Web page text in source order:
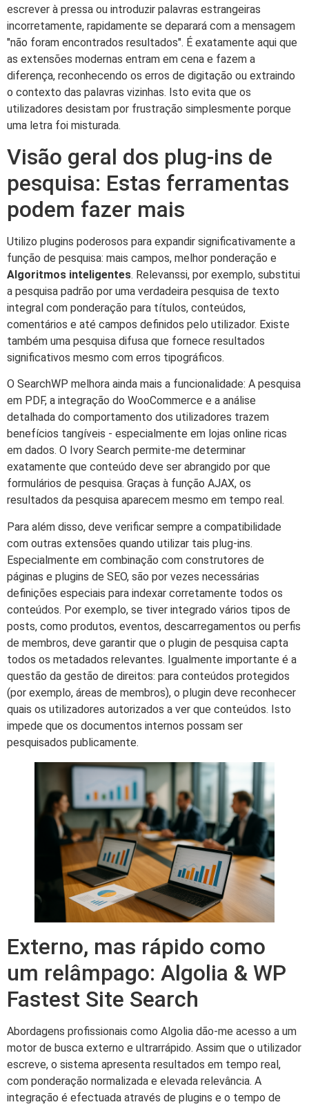
escrever à pressa ou introduzir palavras estrangeiras
incorretamente, rapidamente se deparará com a mensagem
"não foram encontrados resultados". É exatamente aqui que
as extensões modernas entram em cena e fazem a
diferença, reconhecendo os erros de digitação ou extraindo
o contexto das palavras vizinhas. Isto evita que os
utilizadores desistam por frustração simplesmente porque
uma letra foi misturada.
Visão geral dos plug-ins de
pesquisa: Estas ferramentas
podem fazer mais
Utilizo plugins poderosos para expandir significativamente a
função de pesquisa: mais campos, melhor ponderação e
Algoritmos inteligentes. Relevanssi, por exemplo, substitui
a pesquisa padrão por uma verdadeira pesquisa de texto
integral com ponderação para títulos, conteúdos,
comentários e até campos definidos pelo utilizador. Existe
também uma pesquisa difusa que fornece resultados
significativos mesmo com erros tipográficos.
O SearchWP melhora ainda mais a funcionalidade: A pesquisa
em PDF, a integração do WooCommerce e a análise
detalhada do comportamento dos utilizadores trazem
benefícios tangíveis - especialmente em lojas online ricas
em dados. O Ivory Search permite-me determinar
exatamente que conteúdo deve ser abrangido por que
formulários de pesquisa. Graças à função AJAX, os
resultados da pesquisa aparecem mesmo em tempo real.
Para além disso, deve verificar sempre a compatibilidade
com outras extensões quando utilizar tais plug-ins.
Especialmente em combinação com construtores de
páginas e plugins de SEO, são por vezes necessárias
definições especiais para indexar corretamente todos os
conteúdos. Por exemplo, se tiver integrado vários tipos de
posts, como produtos, eventos, descarregamentos ou perfis
de membros, deve garantir que o plugin de pesquisa capta
todos os metadados relevantes. Igualmente importante é a
questão da gestão de direitos: para conteúdos protegidos
(por exemplo, áreas de membros), o plugin deve reconhecer
quais os utilizadores autorizados a ver que conteúdos. Isto
impede que os documentos internos possam ser
pesquisados publicamente.
Externo, mas rápido como
um relâmpago: Algolia & WP
Fastest Site Search
Abordagens profissionais como Algolia dão-me acesso a um
motor de busca externo e ultrarrápido. Assim que o utilizador
escreve, o sistema apresenta resultados em tempo real,
com ponderação normalizada e elevada relevância. A
integração é efectuada através de plugins e o tempo de